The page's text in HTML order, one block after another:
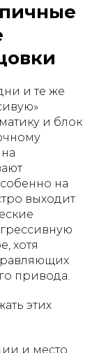
и те же
и блок
на
выходит
хотя
привода.
этих
и место